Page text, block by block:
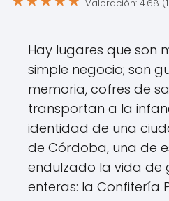
Valoración: 4.68
Hay lugares que son
simple negocio; son
memoria, cofres de
transportan a la
identidad de una
de Córdoba, una de
endulzado la vida de
enteras: la Confitería